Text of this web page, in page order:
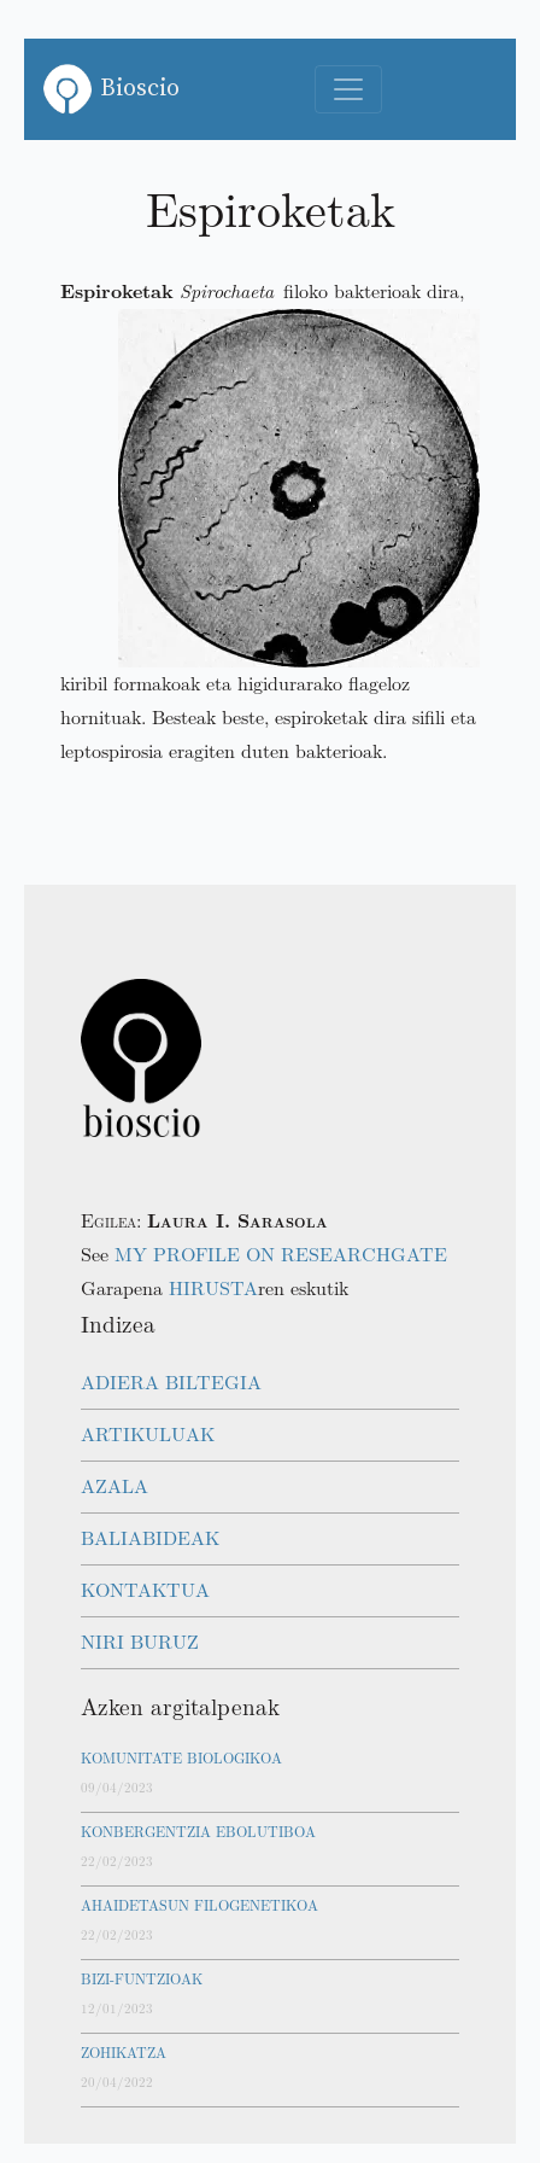
Bioscio
Espiroketak
Espiroketak Spirochaeta filoko bakterioak dira,
kiribil formakoak eta higidurarako flageloz
hornituak. Besteak beste, espiroketak dira sifili eta
leptospirosia eragiten duten bakterioak.
Egilea: Laura I. Sarasola
See MY PROFILE ON RESEARCHGATE
Garapena HIRUSTAren eskutik
Indizea
ADIERA BILTEGIA
ARTIKULUAK
AZALA
BALIABIDEAK
KONTAKTUA
NIRI BURUZ
Azken argitalpenak
KOMUNITATE BIOLOGIKOA
09/04/2023
KONBERGENTZIA EBOLUTIBOA
22/02/2023
AHAIDETASUN FILOGENETIKOA
22/02/2023
BIZI-FUNTZIOAK
12/01/2023
ZOHIKATZA
20/04/2022